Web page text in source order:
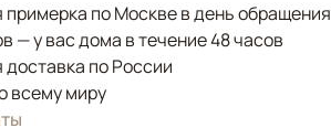
примерка по Москве в день обращения
— у вас дома в течение 48 часов
доставка по России
всему миру